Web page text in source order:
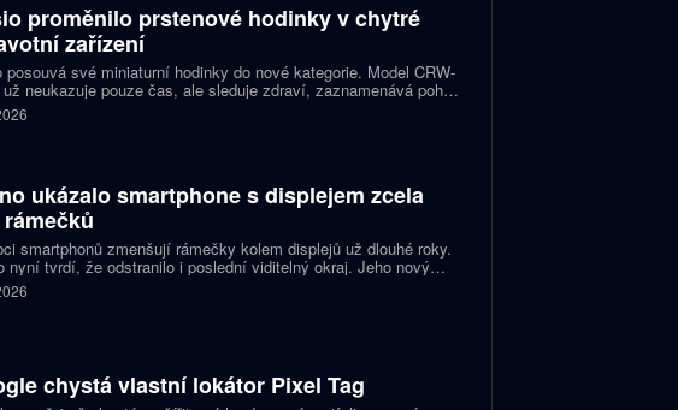
proměnilo prstenové hodinky v chytré
zařízení
posouvá své miniaturní hodinky do nové kategorie. Model CRW-
už neukazuje pouze čas, ale sleduje zdraví, zaznamenává pohyb
na dění v telefonu. Celokovový prsten tak spojuje digitální
šperk a chytré zařízení, které může uživatel nosit po celý den.
ukázalo smartphone s displejem zcela
rámečků
smartphonů zmenšují rámečky kolem displejů už dlouhé roky.
nyní tvrdí, že odstranilo i poslední viditelný okraj. Jeho nový
nabízí obrazovku s rámečkem širokým přesně nula milimetrů.
chystá vlastní lokátor Pixel Tag